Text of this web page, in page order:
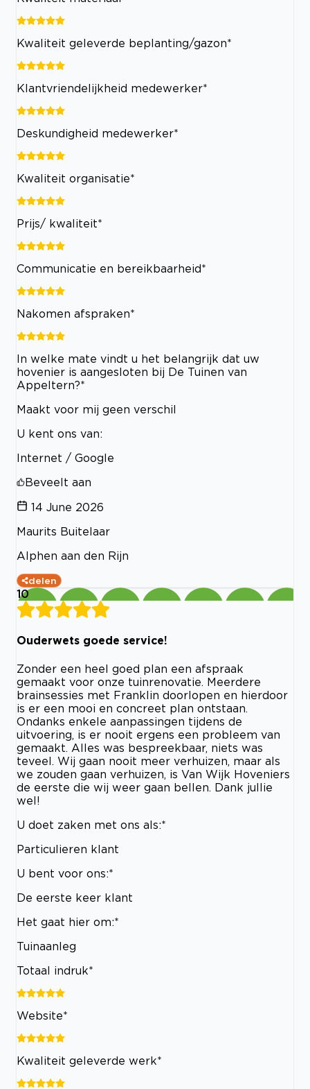
Kwaliteit geleverde beplanting/gazon*
Klantvriendelijkheid medewerker*
Deskundigheid medewerker*
Kwaliteit organisatie*
Prijs/ kwaliteit*
Communicatie en bereikbaarheid*
Nakomen afspraken*
In welke mate vindt u het belangrijk dat uw
hovenier is aangesloten bij De Tuinen van
Appeltern?*
Maakt voor mij geen verschil
U kent ons van:
Internet / Google
Beveelt aan
14 June 2026
Maurits Buitelaar
Alphen aan den Rijn
delen
10
Ouderwets goede service!
Zonder een heel goed plan een afspraak
gemaakt voor onze tuinrenovatie. Meerdere
brainsessies met Franklin doorlopen en hierdoor
is er een mooi en concreet plan ontstaan.
Ondanks enkele aanpassingen tijdens de
uitvoering, is er nooit ergens een probleem van
gemaakt. Alles was bespreekbaar, niets was
teveel. Wij gaan nooit meer verhuizen, maar als
we zouden gaan verhuizen, is Van Wijk Hoveniers
de eerste die wij weer gaan bellen. Dank jullie
wel!
U doet zaken met ons als:*
Particulieren klant
U bent voor ons:*
De eerste keer klant
Het gaat hier om:*
Tuinaanleg
Totaal indruk*
Website*
Kwaliteit geleverde werk*